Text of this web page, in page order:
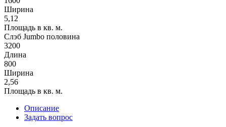
Ширина
5,12
Площадь в кв. м.
Слэб Jumbo половина
3200
Длина
800
Ширина
2,56
Площадь в кв. м.
Описание
Задать вопрос